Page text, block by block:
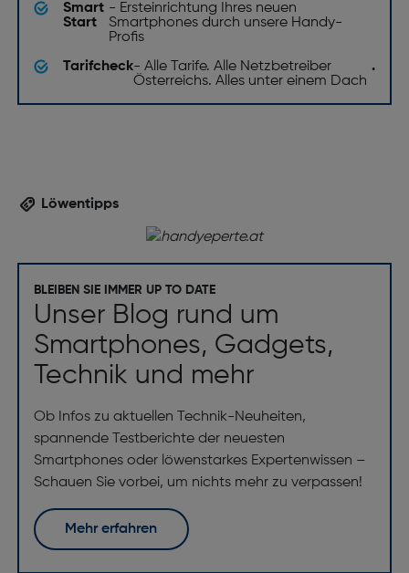
Smart
Start
- Ersteinrichtung Ihres neuen
Smartphones durch unsere Handy-
Profis
Tarifcheck- Alle Tarife. Alle Netzbetreiber
Österreichs. Alles unter einem Dach
.
Löwentipps
BLEIBEN SIE IMMER UP TO DATE
Unser Blog rund um
Smartphones, Gadgets,
Technik und mehr
Ob Infos zu aktuellen Technik-Neuheiten,
spannende Testberichte der neuesten
Smartphones oder löwenstarkes Expertenwissen –
Schauen Sie vorbei, um nichts mehr zu verpassen!
Mehr erfahren